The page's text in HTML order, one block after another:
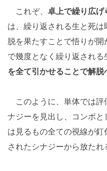
これぞ、 卓上で繰り広げ
は、繰り返される生と死
脱を果たすことで悟りが
で幾度となく繰り返される
を全て引かせることで解脱
このように、単体では評
ナジーを見出し、コンボ
は見るもの全ての視線が
されたシナジーから放たれ